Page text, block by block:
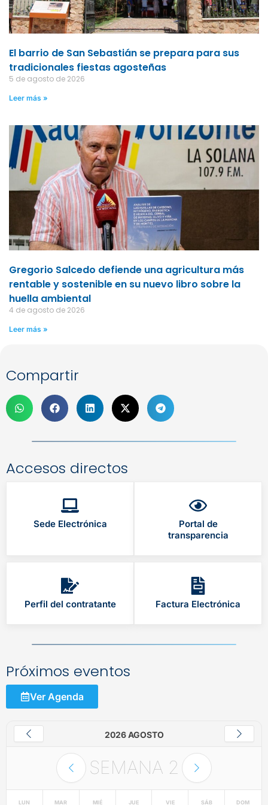
El barrio de San Sebastián se prepara para sus
tradicionales fiestas agosteñas
5 de agosto de 2026
Leer más »
Gregorio Salcedo defiende una agricultura más
rentable y sostenible en su nuevo libro sobre la
huella ambiental
4 de agosto de 2026
Leer más »
Compartir
Accesos directos
Sede Electrónica
Portal de
transparencia
Perfil del contratante Factura Electrónica
Próximos eventos
Ver Agenda
2026 AGOSTO
SEMANA 2
LUN MAR MIÉ JUE VIE SÁB DOM